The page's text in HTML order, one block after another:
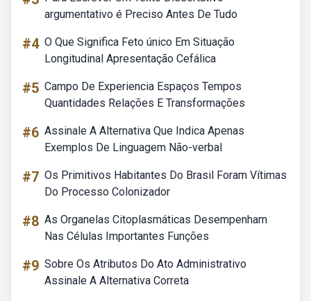
argumentativo é Preciso Antes De Tudo
#4 O Que Significa Feto único Em Situação
Longitudinal Apresentação Cefálica
#5 Campo De Experiencia Espaços Tempos
Quantidades Relações E Transformações
#6 Assinale A Alternativa Que Indica Apenas
Exemplos De Linguagem Não-verbal
#7 Os Primitivos Habitantes Do Brasil Foram Vítimas
Do Processo Colonizador
#8 As Organelas Citoplasmáticas Desempenham
Nas Células Importantes Funções
#9 Sobre Os Atributos Do Ato Administrativo
Assinale A Alternativa Correta